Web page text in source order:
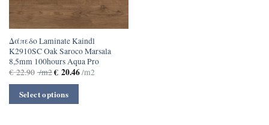
Δάπεδο Laminate Kaindl
K2910SC Oak Saroco Marsala
8,5mm 100hours Aqua Pro
€22.90 /m2€20.46/m2
Select options